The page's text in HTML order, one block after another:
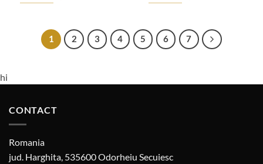
1 2 3 4 5 6 7
hi
CONTACT
Romania
jud. Harghita, 535600 Odorheiu Secuiesc